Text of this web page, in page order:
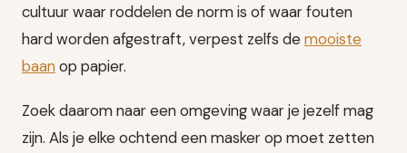
cultuur waar roddelen de norm is of waar fouten
hard worden afgestraft, verpest zelfs demooiste
baanop papier.
Zoek daarom naar een omgeving waar je jezelf mag
zijn. Als je elke ochtend een masker op moet zetten